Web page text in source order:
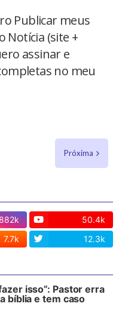
Publicar meus
Notícia (site +
assinar e
no meu
Próxima
50.4k
7.7k 12.3k
isso”: Pastor erra
bíblia e tem caso